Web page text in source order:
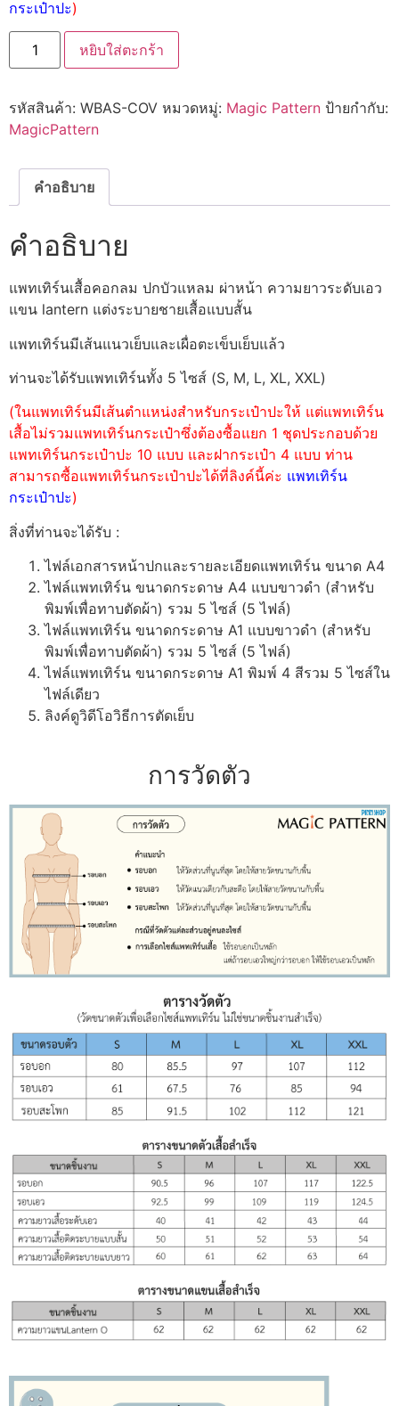
กระเป๋าปะ)
หยิบใส่ตะกร้า
รหัสสินค้า: WBAS-COV หมวดหมู่: Magic Pattern ป้ายกำกับ:
MagicPattern
คำอธิบาย
คำอธิบาย
แพทเทิร์นเสื้อคอกลม ปกบัวแหลม ผ่าหน้า ความยาวระดับเอว
แขน lantern แต่งระบายชายเสื้อแบบสั้น
แพทเทิร์นมีเส้นแนวเย็บและเผื่อตะเข็บเย็บแล้ว
ท่านจะได้รับแพทเทิร์นทั้ง 5 ไซส์ (S, M, L, XL, XXL)
(ในแพทเทิร์นมีเส้นตำแหน่งสำหรับกระเป๋าปะให้ แต่แพทเทิร์น
เสื้อไม่รวมแพทเทิร์นกระเป๋าซึ่งต้องซื้อแยก 1 ชุดประกอบด้วย
แพทเทิร์นกระเป๋าปะ 10 แบบ และฝากระเป๋า 4 แบบ ท่าน
สามารถซื้อแพทเทิร์นกระเป๋าปะได้ที่ลิงค์นี้ค่ะ แพทเทิร์น
กระเป๋าปะ)
สิ่งที่ท่านจะได้รับ :
ไฟล์เอกสารหน้าปกและรายละเอียดแพทเทิร์น ขนาด A4
ไฟล์แพทเทิร์น ขนาดกระดาษ A4 แบบขาวดำ (สำหรับ
พิมพ์เพื่อทาบตัดผ้า) รวม 5 ไซส์ (5 ไฟล์)
ไฟล์แพทเทิร์น ขนาดกระดาษ A1 แบบขาวดำ (สำหรับ
พิมพ์เพื่อทาบตัดผ้า) รวม 5 ไซส์ (5 ไฟล์)
ไฟล์แพทเทิร์น ขนาดกระดาษ A1 พิมพ์ 4 สีรวม 5 ไซส์ใน
ไฟล์เดียว
ลิงค์ดูวิดีโอวิธีการตัดเย็บ
การวัดตัว